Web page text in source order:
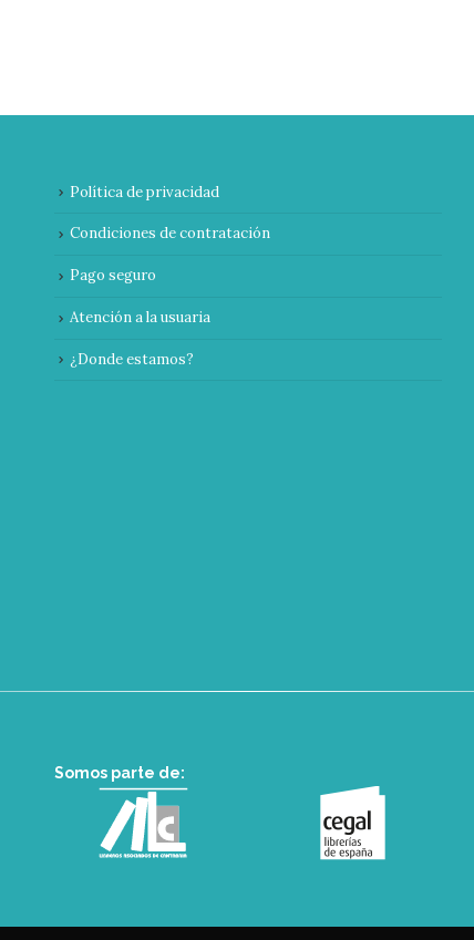
Política de privacidad
Condiciones de contratación
Pago seguro
Atención a la usuaria
¿Donde estamos?
Somos parte de: